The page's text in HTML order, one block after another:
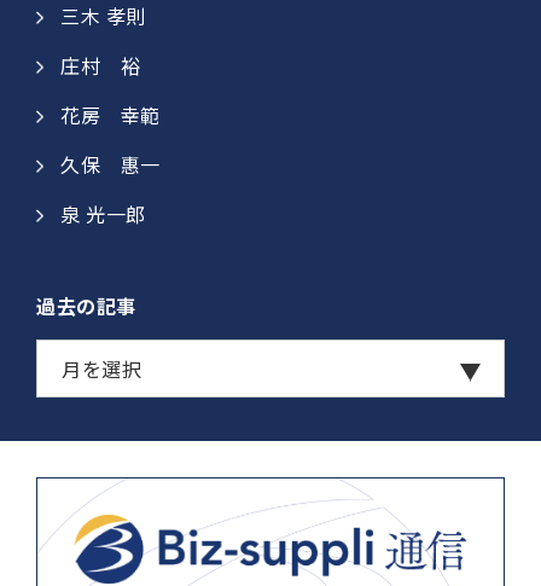
三木 孝則
庄村 裕​
花房 幸範​
久保 惠一​​
泉 光一郎
過去の記事